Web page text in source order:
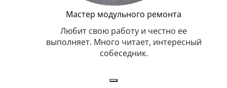
Мастер модульного ремонта
Любит свою работу и честно ее
выполняет. Много читает, интересный
собеседник.